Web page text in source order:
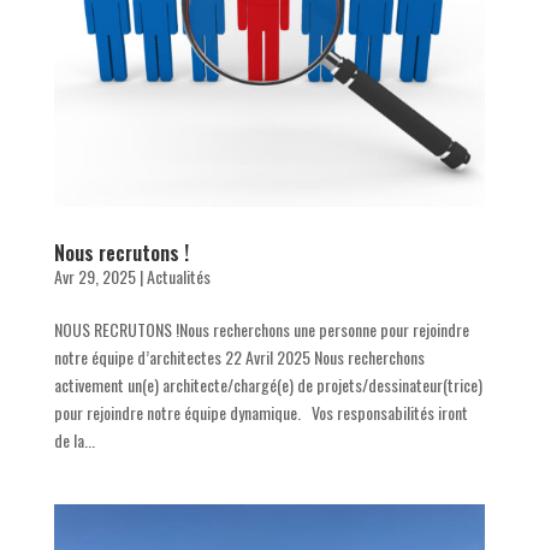
Nous recrutons !
Avr 29, 2025|Actualités
NOUS RECRUTONS !Nous recherchons une personne pour rejoindre
notre équipe d’architectes 22 Avril 2025 Nous recherchons
activement un(e) architecte/chargé(e) de projets/dessinateur(trice)
pour rejoindre notre équipe dynamique. Vos responsabilités iront
de la...